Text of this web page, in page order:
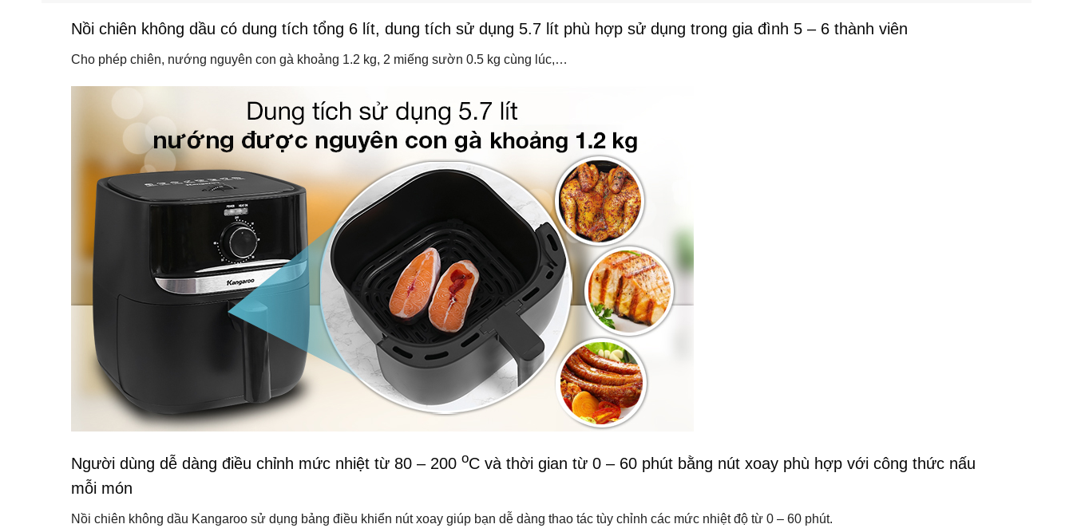
Nồi chiên không dầu có dung tích tổng 6 lít, dung tích sử dụng 5.7 lít phù hợp sử dụng trong gia đình 5 – 6 thành viên
Cho phép chiên, nướng nguyên con gà khoảng 1.2 kg, 2 miếng sườn 0.5 kg cùng lúc,…
Người dùng dễ dàng điều chỉnh mức nhiệt từ 80 – 200 oC và thời gian từ 0 – 60 phút bằng nút xoay phù hợp với công thức nấu
mỗi món
Nồi chiên không dầu Kangaroo sử dụng bảng điều khiển nút xoay giúp bạn dễ dàng thao tác tùy chỉnh các mức nhiệt độ từ 0 – 60 phút.